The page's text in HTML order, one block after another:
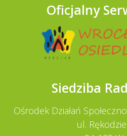
Oficjalny
Siedziba
Ośrodek Działań
ul.